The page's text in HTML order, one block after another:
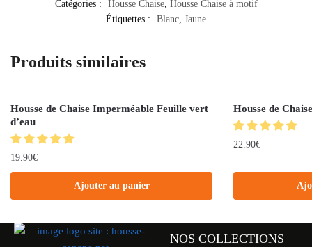
Catégories : Housse Chaise, Housse Chaise à motif
Étiquettes :
Blanc, Jaune
Produits similaires
Housse de Chaise Imperméable Feuille vert
d’eau
19.90€
Ajouter au panier
Housse de
22.90€
NOS COLLECTIONS